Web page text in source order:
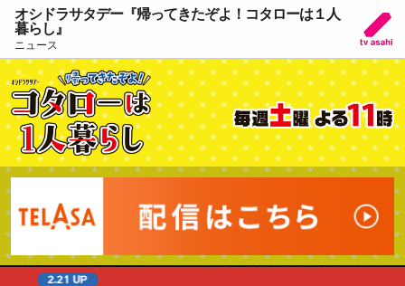
オシドラサタデー『帰ってきたぞよ！コタローは１人
暮らし』
ニュース
2.21 UP